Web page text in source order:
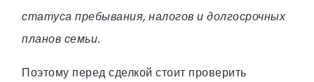
статуса пребывания, налогов и долгосрочных
планов семьи.
Поэтому перед сделкой стоит проверить